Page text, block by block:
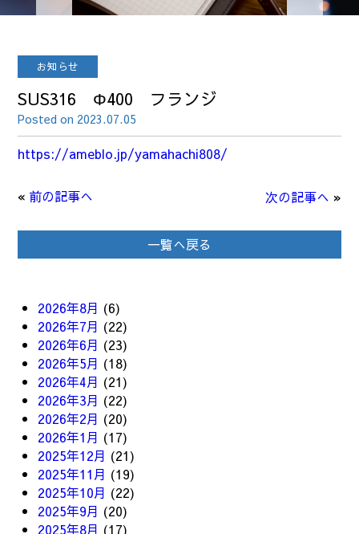
お知らせ
SUS316 Φ400 フランジ
Posted on 2023.07.05
https://ameblo.jp/yamahachi808/
« 前の記事へ 次の記事へ »
一覧へ戻る
2026年8月 (6)
2026年7月 (22)
2026年6月 (23)
2026年5月 (18)
2026年4月 (21)
2026年3月 (22)
2026年2月 (20)
2026年1月 (17)
2025年12月 (21)
2025年11月 (19)
2025年10月 (22)
2025年9月 (20)
2025年8月 (17)